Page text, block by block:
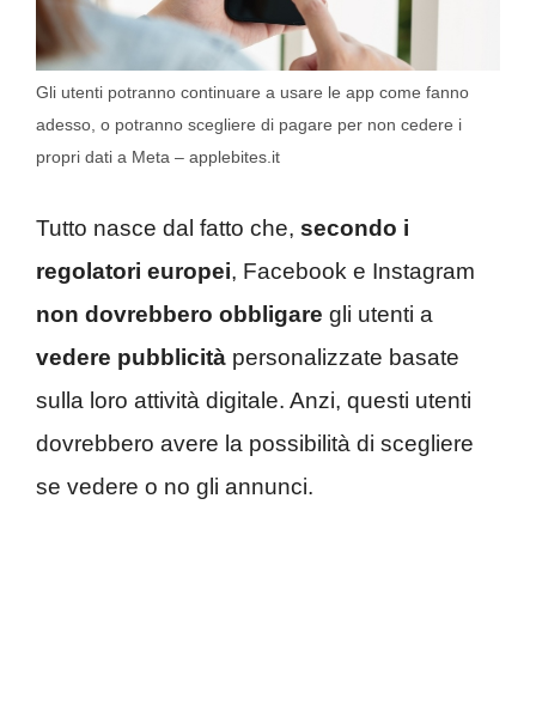
Gli utenti potranno continuare a usare le app come fanno
adesso, o potranno scegliere di pagare per non cedere i
propri dati a Meta – applebites.it
Tutto nasce dal fatto che, secondo i
regolatori europei, Facebook e Instagram
non dovrebbero obbligare gli utenti a
vedere pubblicità personalizzate basate
sulla loro attività digitale. Anzi, questi utenti
dovrebbero avere la possibilità di scegliere
se vedere o no gli annunci.